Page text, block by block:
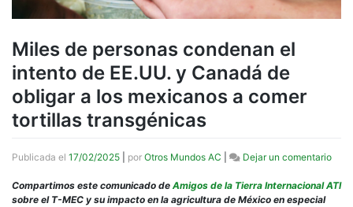
Miles de personas condenan el
intento de EE.UU. y Canadá de
obligar a los mexicanos a comer
tortillas transgénicas
Publicada el 17/02/2025 por Otros Mundos AC Dejar un comentarioen
de
Compartimos este comunicado de Amigos de la Tierra Internacional ATI
sobre el T-MEC y su impacto en la agricultura de México en especial